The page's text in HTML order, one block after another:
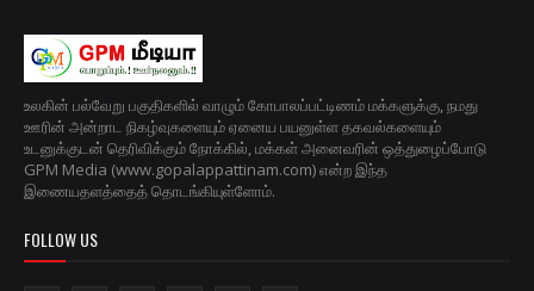
உலகின் பல்வேறு பகுதிகளில் வாழும் கோபாலப்பட்டிணம் மக்களுக்கு, நமது
ஊரின் அன்றாட நிகழ்வுகளையும் ஏனைய பயனுள்ள தகவல்களையும்
உடனுக்குடன் தெரிவிக்கும் நோக்கில், மக்கள் அனைவரின் ஒத்துழைப்போடு
GPM Media (www.gopalappattinam.com) என்ற இந்த
இணையதளத்தைத் தொடங்கியுள்ளோம்.
FOLLOW US